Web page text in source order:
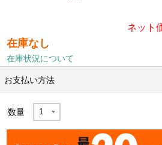
ネット
在庫なし
在庫状況について
お支払い方法
数量